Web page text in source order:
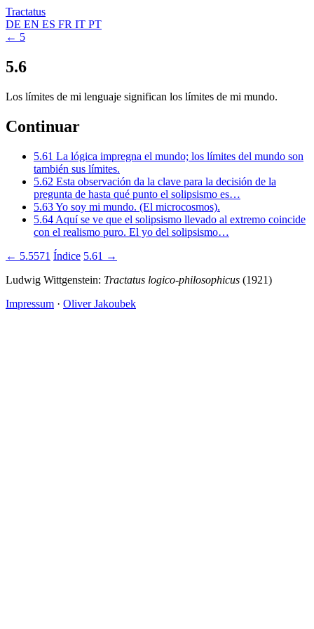
Tractatus
DE EN ES FR IT PT
← 5
5.6
Los límites de mi lenguaje significan los límites de mi mundo.
Continuar
5.61 La lógica impregna el mundo; los límites del mundo son
también sus límites.
5.62 Esta observación da la clave para la decisión de la
pregunta de hasta qué punto el solipsismo es…
5.63Yo soy mi mundo. (El microcosmos).
5.64 Aquí se ve que el solipsismo llevado al extremo coincide
con el realismo puro. El yo del solipsismo…
← 5.5571 Índice 5.61 →
Ludwig Wittgenstein: Tractatus logico-philosophicus (1921)
Impressum · Oliver Jakoubek